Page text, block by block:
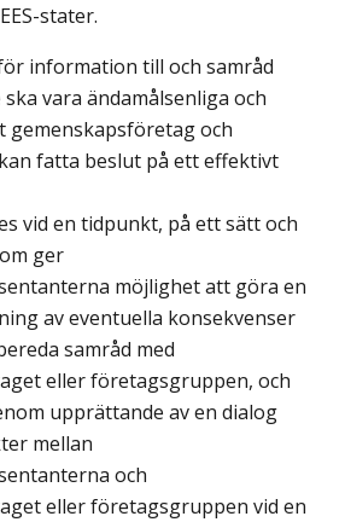
stater.
information till och samråd
vara ändamålsenliga och
gemenskapsföretag och
fatta beslut på ett effektivt
vid en tidpunkt, på ett sätt och
ger
möjlighet att göra en
av eventuella konsekvenser
samråd med
eller företagsgruppen, och
upprättande av en dialog
mellan
och
eller företagsgruppen vid en